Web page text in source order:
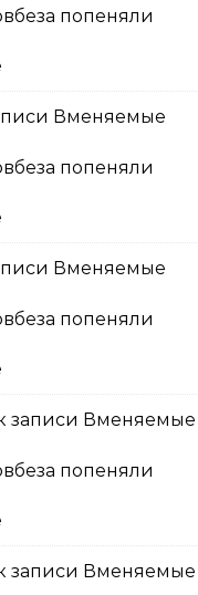
попеняли
Вменяемые
попеняли
Вменяемые
попеняли
записи Вменяемые
попеняли
записи Вменяемые